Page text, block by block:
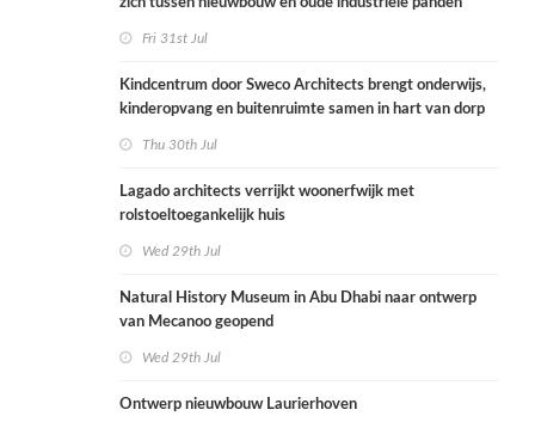
Fri 31st Jul
Kindcentrum door Sweco Architects brengt onderwijs,
kinderopvang en buitenruimte samen in hart van dorp
Thu 30th Jul
Lagado architects verrijkt woonerfwijk met
rolstoeltoegankelijk huis
Wed 29th Jul
Natural History Museum in Abu Dhabi naar ontwerp
van Mecanoo geopend
Wed 29th Jul
Ontwerp nieuwbouw Laurierhoven